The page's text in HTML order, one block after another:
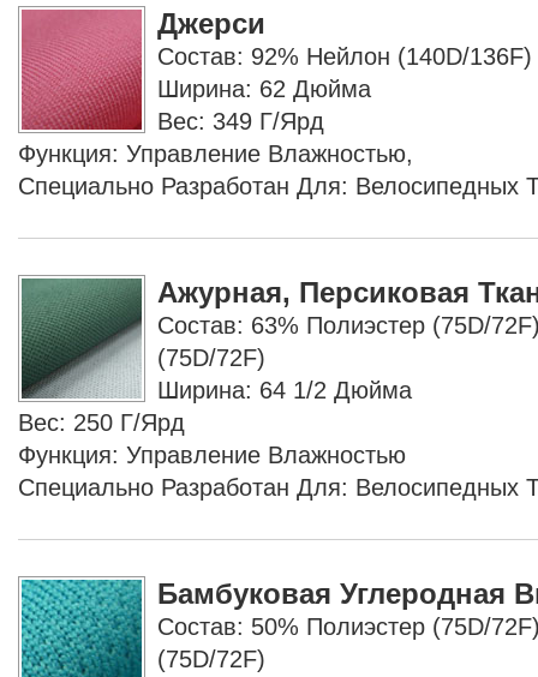
Джерси
Состав: 92% Нейлон (140D/
Ширина: 62 Дюйма
Вес: 349 Г/ярд
Функция: Управление Влажностью,
Специально Разработан Для: Велосипедных
Ажурная, Персиковая
Состав: 63% Полиэстер (75D/
(75D/72F)
Ширина: 64 1/2 Дюйма
Вес: 250 Г/ярд
Функция: Управление Влажностью
Специально Разработан Для: Велосипедных
Бамбуковая Углеродная
Состав: 50% Полиэстер (75D/
(75D/72F)